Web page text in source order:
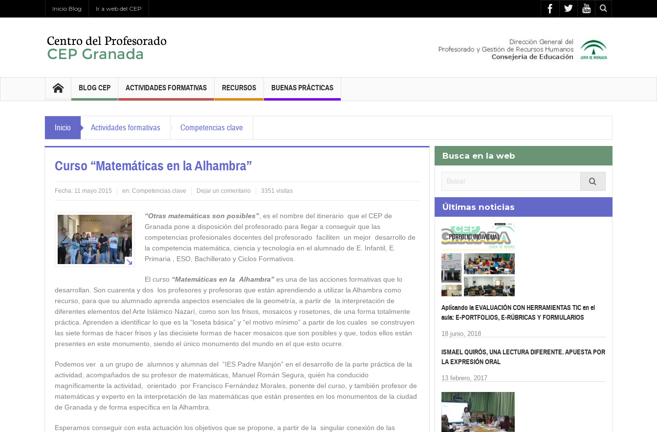
Inicio Blog Ir a web del CEP
BLOG CEP ACTIVIDADES FORMATIVAS RECURSOS BUENAS PRÁCTICAS
Inicio Actividades formativas Competencias clave
Curso “Matemáticas en la Alhambra”
Fecha: 11 mayo 2015 en: Competencias clave Dejar un comentario 3351 visitas
“Otras matemáticas son posibles” , es el nombre del itinerario que el CEP de
Granada pone a disposición del profesorado para llegar a conseguir que las
competencias profesionales docentes del profesorado faciliten un mejor desarrollo de
la competencia matemática, ciencia y tecnología en el alumnado de E. Infantil, E.
Primaria , ESO, Bachillerato y Ciclos Formativos.
El curso “Matemáticas en la Alhambra” es una de las acciones formativas que lo
desarrollan. Son cuarenta y dos los profesores y profesoras que están aprendiendo a utilizar la Alhambra como
recurso, para que su alumnado aprenda aspectos esenciales de la geometría, a partir de la interpretación de
diferentes elementos del Arte Islámico Nazarí, como son los frisos, mosaicos y rosetones, de una forma totalmente
práctica. Aprenden a identificar lo que es la “loseta básica” y “el motivo mínimo” a partir de los cuales se construyen
las siete formas de hacer frisos y las diecisiete formas de hacer mosaicos que son posibles y que, todos ellos están
presentes en este monumento, siendo el único monumento del mundo en el que esto ocurre.
Podemos ver a un grupo de alumnos y alumnas del “IES Padre Manjón” en el desarrollo de la parte práctica de la
actividad, acompañados de su profesor de matemáticas, Manuel Román Segura, quién ha conducido
magníficamente la actividad, orientado por Francisco Fernández Morales, ponente del curso, y también profesor de
matemáticas y experto en la interpretación de las matemáticas que están presentes en los monumentos de la ciudad
de Granada y de forma específica en la Alhambra.
Esperamos conseguir con esta actuación los objetivos que se propone, a partir de la singular conexión de las
Busca en la web
Últimas noticias
Aplicando la EVALUACIÓN CON HERRAMIENTAS TIC en el
aula: E-PORTFOLIOS, E-RÚBRICAS Y FORMULARIOS
18 junio, 2018
ISMAEL QUIRÓS, UNA LECTURA DIFERENTE. APUESTA POR
LA EXPRESIÓN ORAL
13 febrero, 2017